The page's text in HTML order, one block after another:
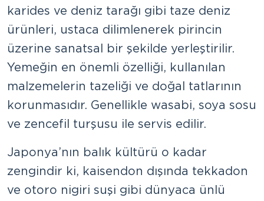
karides ve deniz tarağı gibi taze deniz
ürünleri, ustaca dilimlenerek pirincin
üzerine sanatsal bir şekilde yerleştirilir.
Yemeğin en önemli özelliği, kullanılan
malzemelerin tazeliği ve doğal tatlarının
korunmasıdır. Genellikle wasabi, soya sosu
ve zencefil turşusu ile servis edilir.
Japonya’nın balık kültürü o kadar
zengindir ki, kaisendon dışında tekkadon
ve otoro nigiri suşi gibi dünyaca ünlü